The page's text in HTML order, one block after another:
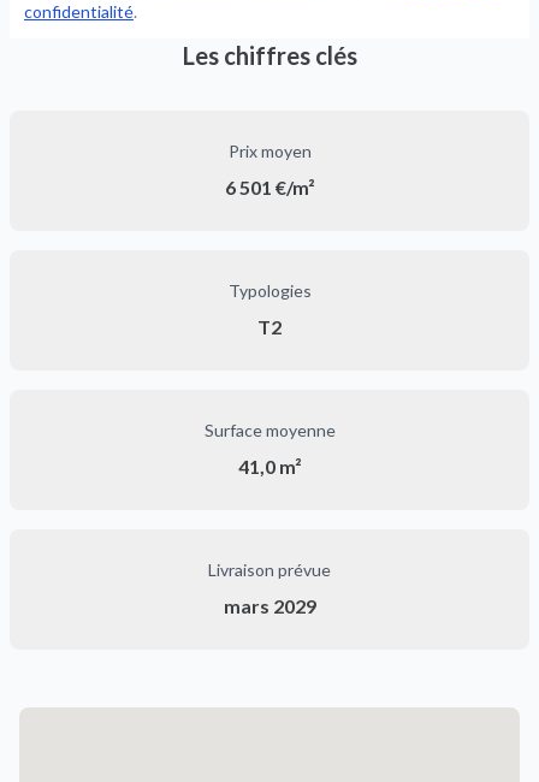
confidentialité.
Les chiffres clés
Prix moyen
6 501 €/m²
Typologies
T2
Surface moyenne
41,0 m²
Livraison prévue
mars 2029